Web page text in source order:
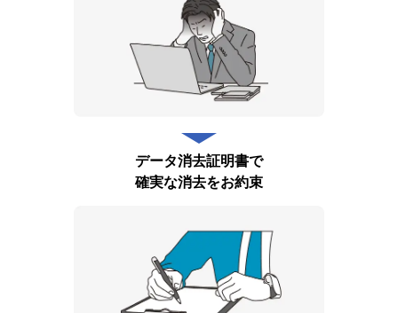
データ消去証明書で
確実な消去をお約束